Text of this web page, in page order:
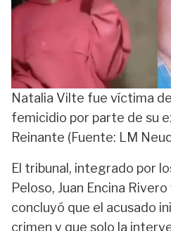
Natalia Vilte fue víctima
femicidio por parte de su
Reinante (Fuente: LM
El tribunal, integrado por
Peloso, Juan Encina
concluyó que el acusado
crimen y que solo la